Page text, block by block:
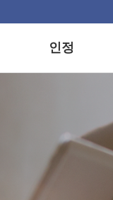
인정
인정기준
인정프로세스
인정마크